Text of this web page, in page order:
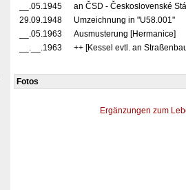
__.05.1945
an ČSD - Československé
29.09.1948
Umzeichnung in "U58.001"
__.05.1963
Ausmusterung [Hermanice]
__.__.1963
++ [Kessel evtl. an
Fotos
Ergänzungen zum